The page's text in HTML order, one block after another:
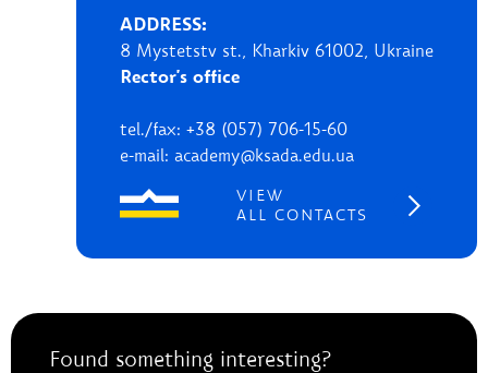
ADDRESS:
8 Mystetstv st., Kharkiv 61002, Ukraine
Rector's office
tel./fax: +38 (057) 706-15-60
e-mail: academy@ksada.edu.ua
VIEW
ALL CONTACTS
Found something interesting?